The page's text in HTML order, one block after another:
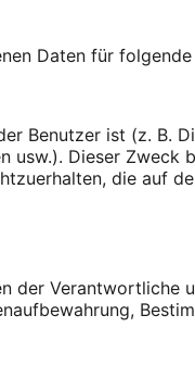
Daten für
Benutzer ist (z. B.
usw.). Dieser
die auf
der Verantwortliche